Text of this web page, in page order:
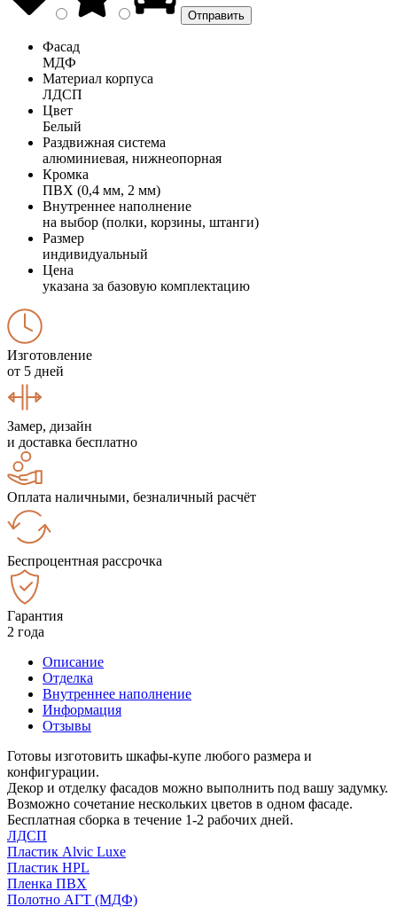
Фасад
МДФ
Материал корпуса
ЛДСП
Цвет
Белый
Раздвижная система
алюминиевая, нижнеопорная
Кромка
ПВХ (0,4 мм, 2 мм)
Внутреннее наполнение
на выбор (полки, корзины, штанги)
Размер
индивидуальный
Цена
указана за базовую комплектацию
Изготовление
от 5 дней
Замер, дизайн
и доставка бесплатно
Оплата наличными, безналичный расчёт
Беспроцентная рассрочка
Гарантия
2 года
Описание
Отделка
Внутреннее наполнение
Информация
Отзывы
Готовы изготовить шкафы-купе любого размера и
конфигурации.
Декор и отделку фасадов можно выполнить под вашу задумку.
Возможно сочетание нескольких цветов в одном фасаде.
Бесплатная сборка в течение 1-2 рабочих дней.
ЛДСП
Пластик Alvic Luxe
Пластик HPL
Пленка ПВХ
Полотно АГТ (МДФ)